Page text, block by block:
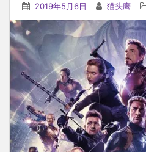
2019年5月6日 猫头鹰